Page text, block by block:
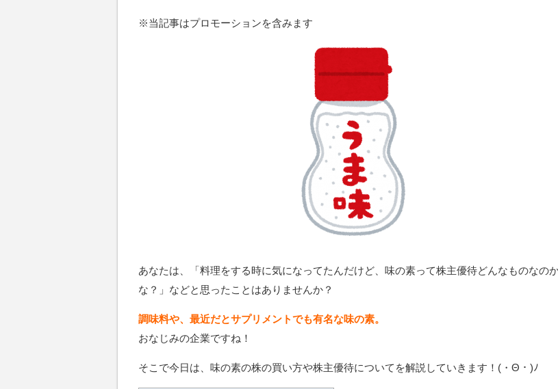
※当記事はプロモーションを含みます
あなたは、「料理をする時に気になってたんだけど、味の素って株主優待どんなものなの
な？」などと思ったことはありませんか？
調味料や、最近だとサプリメントでも有名な味の素。
おなじみの企業ですね！
そこで今日は、味の素の株の買い方や株主優待についてを解説していきます！(・Θ・)ﾉ